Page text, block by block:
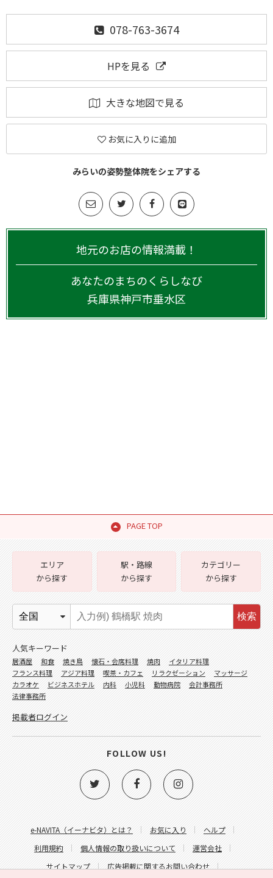
078-763-3674
HPを見る
大きな地図で見る
お気に入りに追加
みらいの姿勢整体院をシェアする
地元のお店の情報満載！
あなたのまちのくらしなび
兵庫県神戸市垂水区
PAGE TOP
e-NAVITA（イーナビタ）とは？ お気に入り
ヘルプ
利用規約
個人情報の取り扱いについて
運営会社
サイトマップ
広告掲載に関するお問い合わせ
エリア
から探す
駅・路線
から探す
カテゴリー
から探す
検索
人気キーワード
居酒屋 和食 焼き鳥 懐石・会席料理 焼肉
イタリア料理
フランス料理
アジア料理 喫茶・カフェ リラクゼーション
マッサージ
カラオケ
ビジネスホテル 内科 小児科 動物病院
会計事務所
法律事務所
掲載者ログイン
FOLLOW US!